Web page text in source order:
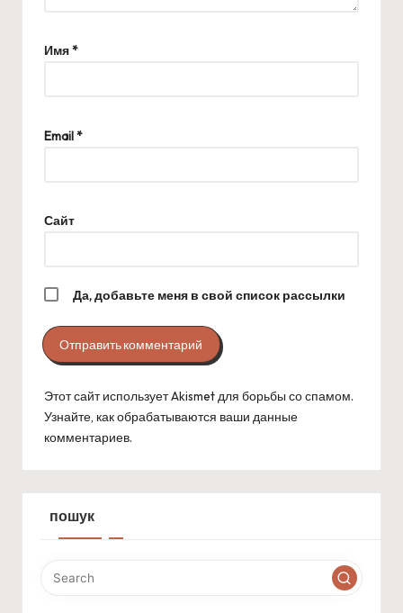
Имя*
Email*
Сайт
Да, добавьте меня в свой список рассылки
Этот сайт использует Akismet для борьбы со спамом.
Узнайте, как обрабатываются ваши данные
комментариев.
пошук